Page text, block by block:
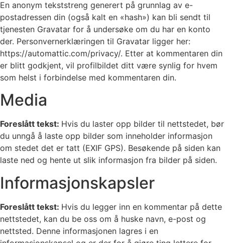
En anonym tekststreng generert på grunnlag av e-
postadressen din (også kalt en «hash») kan bli sendt til
tjenesten Gravatar for å undersøke om du har en konto
der. Personvernerklæringen til Gravatar ligger her:
https://automattic.com/privacy/. Etter at kommentaren din
er blitt godkjent, vil profilbildet ditt være synlig for hvem
som helst i forbindelse med kommentaren din.
Media
Foreslått tekst: Hvis du laster opp bilder til nettstedet, bør
du unngå å laste opp bilder som inneholder informasjon
om stedet det er tatt (EXIF GPS). Besøkende på siden kan
laste ned og hente ut slik informasjon fra bilder på siden.
Informasjonskapsler
Foreslått tekst: Hvis du legger inn en kommentar på dette
nettstedet, kan du be oss om å huske navn, e-post og
nettsted. Denne informasjonen lagres i en